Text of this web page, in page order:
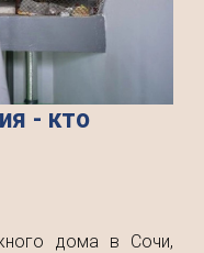
- кто
дома в Сочи,